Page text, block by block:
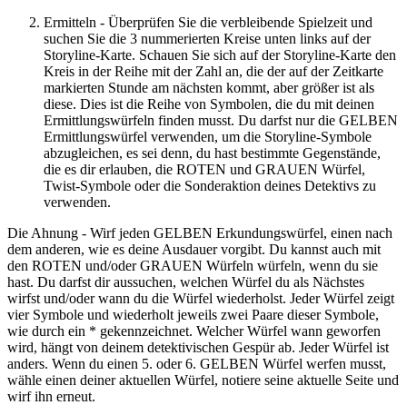
Ermitteln - Überprüfen Sie die verbleibende Spielzeit und
suchen Sie die 3 nummerierten Kreise unten links auf der
Storyline-Karte. Schauen Sie sich auf der Storyline-Karte den
Kreis in der Reihe mit der Zahl an, die der auf der Zeitkarte
markierten Stunde am nächsten kommt, aber größer ist als
diese. Dies ist die Reihe von Symbolen, die du mit deinen
Ermittlungswürfeln finden musst. Du darfst nur die GELBEN
Ermittlungswürfel verwenden, um die Storyline-Symbole
abzugleichen, es sei denn, du hast bestimmte Gegenstände,
die es dir erlauben, die ROTEN und GRAUEN Würfel,
Twist-Symbole oder die Sonderaktion deines Detektivs zu
verwenden.
Die Ahnung - Wirf jeden GELBEN Erkundungswürfel, einen nach
dem anderen, wie es deine Ausdauer vorgibt. Du kannst auch mit
den ROTEN und/oder GRAUEN Würfeln würfeln, wenn du sie
hast. Du darfst dir aussuchen, welchen Würfel du als Nächstes
wirfst und/oder wann du die Würfel wiederholst. Jeder Würfel zeigt
vier Symbole und wiederholt jeweils zwei Paare dieser Symbole,
wie durch ein * gekennzeichnet. Welcher Würfel wann geworfen
wird, hängt von deinem detektivischen Gespür ab. Jeder Würfel ist
anders. Wenn du einen 5. oder 6. GELBEN Würfel werfen musst,
wähle einen deiner aktuellen Würfel, notiere seine aktuelle Seite und
wirf ihn erneut.